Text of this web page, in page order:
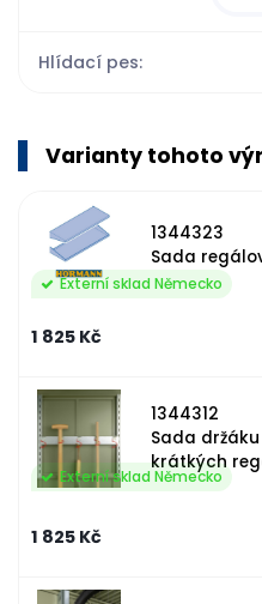
Hlídací pes:
Varianty tohoto
1344323
Sada
Externí sklad Německo
1 825 Kč
1344312
Sada
krátkých
Externí sklad Německo
1 825 Kč